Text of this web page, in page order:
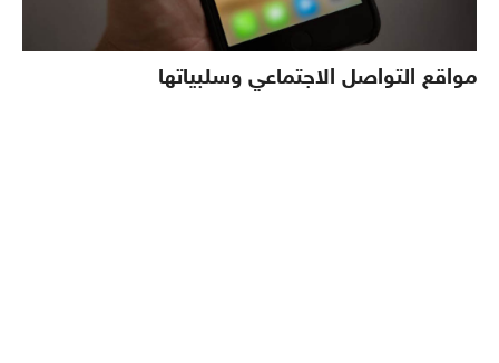
مواقع التواصل الاجتماعي وسلبياتها